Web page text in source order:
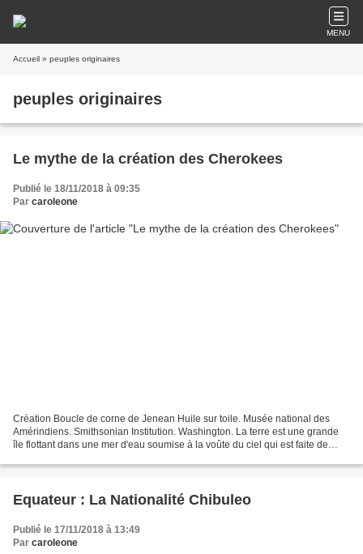
MENU
Accueil » peuples originaires
peuples originaires
Le mythe de la création des Cherokees
Publié le 18/11/2018 à 09:35
Par caroleone
Création Boucle de corne de Jenean Huile sur toile. Musée national des
Amérindiens. Smithsonian Institution. Washington. La terre est une grande
île flottant dans une mer d'eau soumise à la voûte du ciel qui est faite de
Equateur : La Nationalité Chibuleo
Publié le 17/11/2018 à 13:49
Par caroleone